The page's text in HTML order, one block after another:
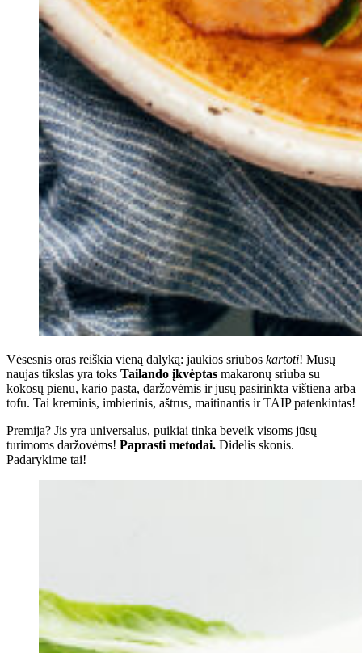
Vėsesnis oras reiškia vieną dalyką: jaukios sriubos kartoti! Mūsų
naujas tikslas yra toks Tailando įkvėptas makaronų sriuba su
kokosų pienu, kario pasta, daržovėmis ir jūsų pasirinkta vištiena arba
tofu. Tai kreminis, imbierinis, aštrus, maitinantis ir TAIP patenkintas!
Premija? Jis yra universalus, puikiai tinka beveik visoms jūsų
turimoms daržovėms! Paprasti metodai. Didelis skonis.
Padarykime tai!